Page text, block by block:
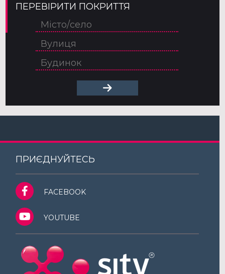
ПЕРЕВІРИТИ ПОКРИТТЯ
ПРИЄДНУЙТЕСЬ
FACEBOOK
YOUTUBE